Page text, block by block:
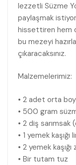
lezzetli Süzme
paylaşmak
hissettiren hem
bu mezeyi
çıkaracaksınız.
Malzemelerimiz:
• 2 adet orta
• 500 gram
• 2 diş sarımsak
• 1 yemek kaşığı
• 2 yemek
• Bir tutam tuz